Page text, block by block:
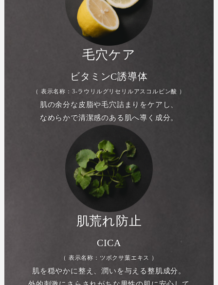
毛穴ケア
ビタミンC誘導体
（ 表示名称：3-ラウリルグリセリルアスコルビン酸 ）
肌の余分な皮脂や毛穴詰まりをケアし、
なめらかで清潔感のある肌へ導く成分。
肌荒れ防止
CICA
（ 表示名称：ツボクサ葉エキス ）
肌を穏やかに整え、潤いを与える整肌成分。